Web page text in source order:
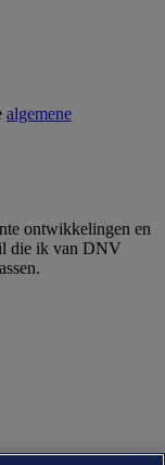
algemene
ontwikkelingen en
die ik van DNV